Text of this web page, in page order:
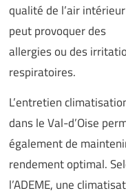
qualité de l’air
peut provoquer des
allergies ou des
respiratoires.
L’entretien
dans le Val-d’Oise
également de
rendement optimal.
l’ADEME, une